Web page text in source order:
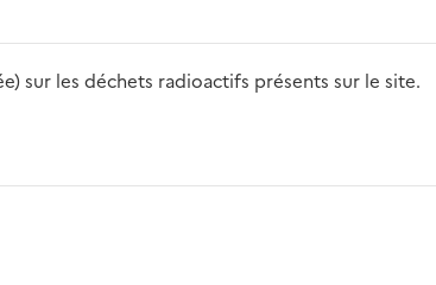
sur les déchets radioactifs présents sur le site.